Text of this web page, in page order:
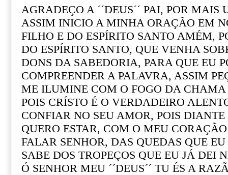
AGRADEÇO A ´´DEUS´´ PAI, POR
ASSIM INICIO A MINHA ORAÇÃO EM
FILHO E DO ESPÍRITO SANTO AMÉM,
DO ESPÍRITO SANTO, QUE VENHA
DONS DA SABEDORIA, PARA QUE EU
COMPREENDER A PALAVRA, ASSIM
ME ILUMINE COM O FOGO DA CHAMA
POIS CRÍSTO É O VERDADEIRO
CONFIAR NO SEU AMOR, POIS
QUERO ESTAR, COM O MEU
FALAR SENHOR, DAS QUEDAS QUE
SABE DOS TROPEÇOS QUE EU JÁ DEI
Ó SENHOR MEU ´´DEUS´´ TU ÉS A